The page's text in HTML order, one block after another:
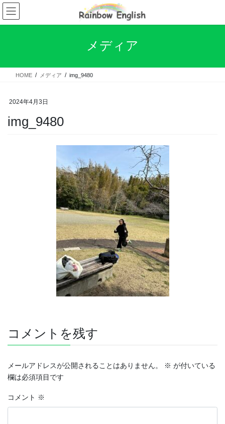
コ
ン
テ
ス
ナ
ビ
ゲ
ン
メディア
HOME メディア img_9480
2024年4月3日
img_9480
コメントを残す
メールアドレスが公開されることはありません。 ※ が付いている
欄は必須項目です
コメント ※